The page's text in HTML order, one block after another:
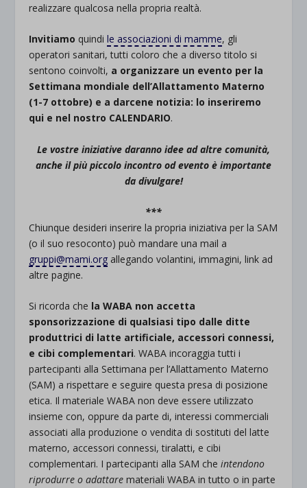
realizzare qualcosa nella propria realtà.
Invitiamo quindile associazioni di mamme, gli
operatori sanitari, tutti coloro che a diverso titolo si
sentono coinvolti, a organizzare un evento per la
Settimana mondiale dell’Allattamento Materno
(1-7 ottobre) e a darcene notizia: lo inseriremo
qui e nel nostro CALENDARIO.
Le vostre iniziative daranno idee ad altre comunità,
anche il più piccolo incontro od evento è importante
da divulgare!
***
Chiunque desideri inserire la propria iniziativa per la SAM
(o il suo resoconto) può mandare una mail a
gruppi@mami.org allegando volantini, immagini, link ad
altre pagine.
Si ricorda che la WABA non accetta
sponsorizzazione di qualsiasi tipo dalle ditte
produttrici di latte artificiale, accessori connessi,
e cibi complementari. WABA incoraggia tutti i
partecipanti alla Settimana per l’Allattamento Materno
(SAM) a rispettare e seguire questa presa di posizione
etica. Il materiale WABA non deve essere utilizzato
insieme con, oppure da parte di, interessi commerciali
associati alla produzione o vendita di sostituti del latte
materno, accessori connessi, tiralatti, e cibi
complementari. I partecipanti alla SAM cheintendono
riprodurre o adattare materiali WABA in tutto o in parte